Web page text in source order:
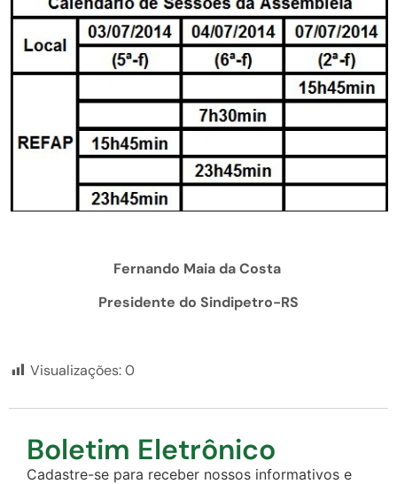
Fernando Maia da Costa
Presidente do Sindipetro-RS
Visualizações:0
Boletim Eletrônico
Cadastre-se para receber nossos informativos e